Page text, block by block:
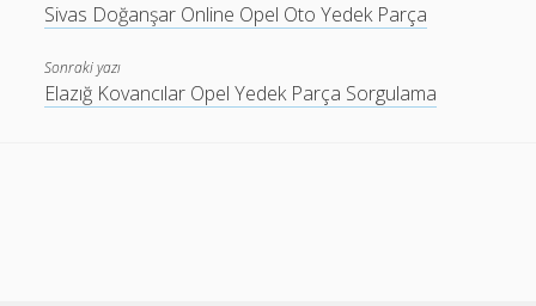
Sivas Doğanşar Online Opel Oto Yedek Parça
Sonraki yazı
Elazığ Kovancılar Opel Yedek Parça Sorgulama